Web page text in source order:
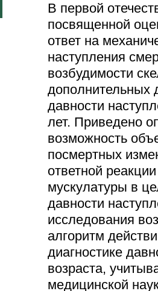
В первой
посвященной
ответ на
наступления
возбудимости
дополнительных
давности
лет. Приведено
возможность
посмертных
ответной
мускулатуры в
давности
исследования
алгоритм
диагностике
возраста,
медицинской